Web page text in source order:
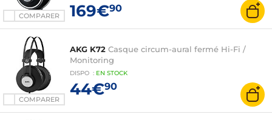
COMPARER 169€90
COMPARER
AKG K72 Casque circum-aural fermé Hi-Fi /
Monitoring
DISPO : EN STOCK
44€90